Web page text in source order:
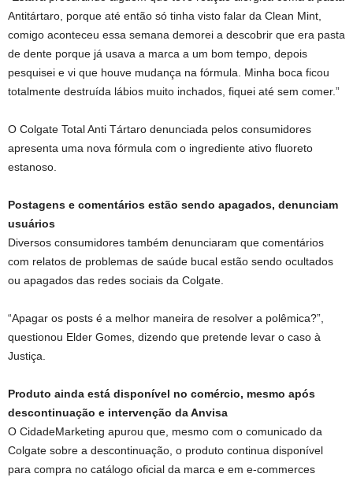
Antitártaro, porque até então só tinha visto falar da Clean Mint,
comigo aconteceu essa semana demorei a descobrir que era pasta
de dente porque já usava a marca a um bom tempo, depois
pesquisei e vi que houve mudança na fórmula. Minha boca ficou
totalmente destruída lábios muito inchados, fiquei até sem comer.”
O Colgate Total Anti Tártaro denunciada pelos consumidores
apresenta uma nova fórmula com o ingrediente ativo fluoreto
estanoso.
Postagens e comentários estão sendo apagados, denunciam
usuários
Diversos consumidores também denunciaram que comentários
com relatos de problemas de saúde bucal estão sendo ocultados
ou apagados das redes sociais da Colgate.
“Apagar os posts é a melhor maneira de resolver a polêmica?”,
questionou Elder Gomes, dizendo que pretende levar o caso à
Justiça.
Produto ainda está disponível no comércio, mesmo após
descontinuação e intervenção da Anvisa
O CidadeMarketing apurou que, mesmo com o comunicado da
Colgate sobre a descontinuação, o produto continua disponível
para compra no catálogo oficial da marca e em e-commerces